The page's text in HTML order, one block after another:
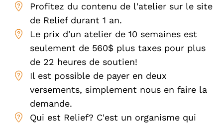
Profitez du contenu de l'atelier sur le site
de Relief durant 1 an.
Le prix d'un atelier de 10 semaines est
seulement de 560$ plus taxes pour plus
de 22 heures de soutien!
Il est possible de payer en deux
versements, simplement nous en faire la
demande.
Qui est Relief? C'est un organisme qui